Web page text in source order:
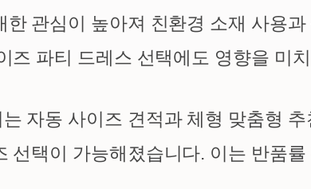
한 관심이 높아져 친환경 소재 사용
즈 파티 드레스 선택에도 영향을 미
자동 사이즈 견적과 체형 맞춤형
선택이 가능해졌습니다. 이는 반품